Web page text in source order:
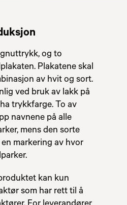
og to
Plakatene skal
av hvit og sort.
ved bruk av lakk på
trykkfarge. To av
navnene på alle
mens den sorte
markering av hvor
kan kun
som har rett til å